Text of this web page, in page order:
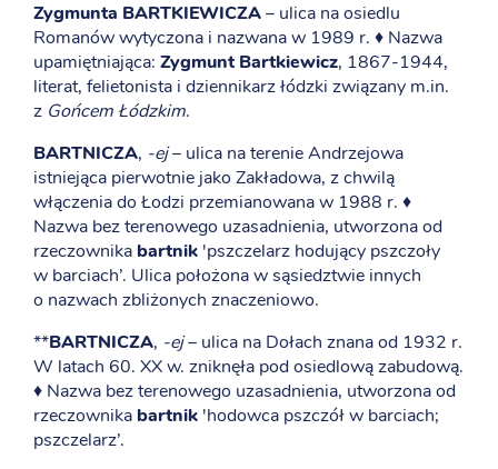
Zygmunta BARTKIEWICZA– ulica na osiedlu
Romanów wytyczona i nazwana w 1989 r. ♦ Nazwa
upamiętniająca: Zygmunt Bartkiewicz, 1867-1944,
literat, felietonista i dziennikarz łódzki związany m.in.
z Gońcem Łódzkim.
BARTNICZA, -ej– ulica na terenie Andrzejowa
istniejąca pierwotnie jako Zakładowa, z chwilą
włączenia do Łodzi przemianowana w 1988 r. ♦
Nazwa bez terenowego uzasadnienia, utworzona od
rzeczownika bartnik 'pszczelarz hodujący pszczoły
w barciach’. Ulica położona w sąsiedztwie innych
o nazwach zbliżonych znaczeniowo.
**BARTNICZA, -ej– ulica na Dołach znana od 1932 r.
W latach 60. XX w. zniknęła pod osiedlową zabudową.
♦ Nazwa bez terenowego uzasadnienia, utworzona od
rzeczownika bartnik 'hodowca pszczół w barciach;
pszczelarz’.